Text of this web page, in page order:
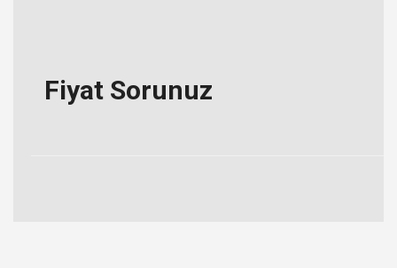
Fiyat Sorunuz